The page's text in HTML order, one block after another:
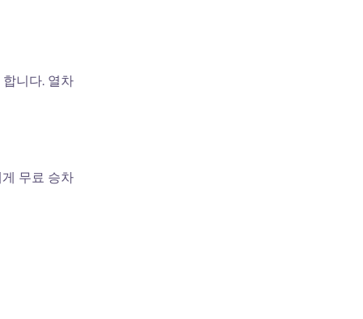
니다. 열차
무료 승차